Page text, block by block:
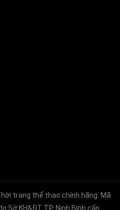
trang thể thao chính hãng. Mã
Sở KH&ĐT TP. Ninh Bình cấp